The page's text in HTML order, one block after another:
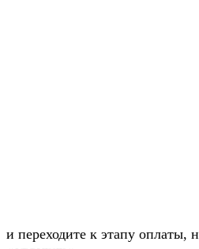
и переходите к этапу оплаты,